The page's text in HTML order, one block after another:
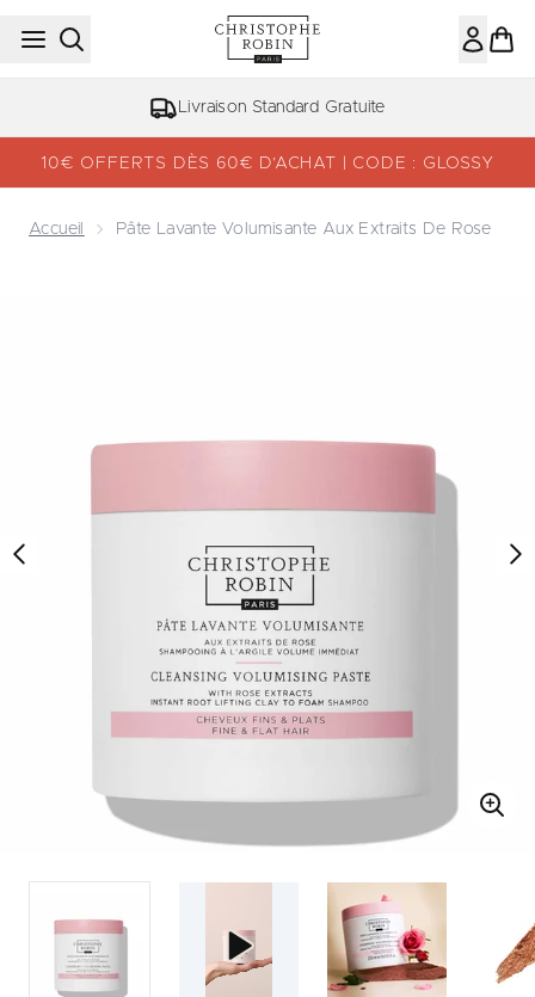
Passer au contenu principal
Livraison Standard Gratuite
10€ OFFERTS DÈS 60€ D’ACHAT | CODE : GLOSSY
Accueil Pâte Lavante Volumisante Aux Extraits De Rose